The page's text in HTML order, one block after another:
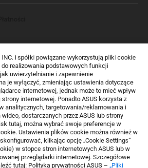
INC. i spółki powiązane wykorzystują pliki cookie
do realizowania podstawowych funkcji
uwierzytelnianie i zapewnienie
je wyłączyć, zmieniając ustawienia dotyczące
internetowej, jednak może to mieć wpływ
internetowej. Ponadto ASUS korzysta z
analitycznych, targetowania/reklamowania i
dostarczanych przez ASUS lub strony
tutaj, można wybrać swoje preferencje w
Ustawienia plików cookie można również w
klikając opcję „Cookie Settings”
w stopce stron internetowych ASUS lub w
przeglądarki internetowej. Szczegółowe
tutaj: Polityka prywatności ASUS – „Pliki
i więcej
Inc. Wszelkie prawa zastrzeżone.